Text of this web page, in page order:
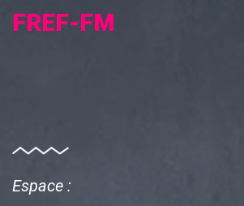
FREF-FM
Espace :